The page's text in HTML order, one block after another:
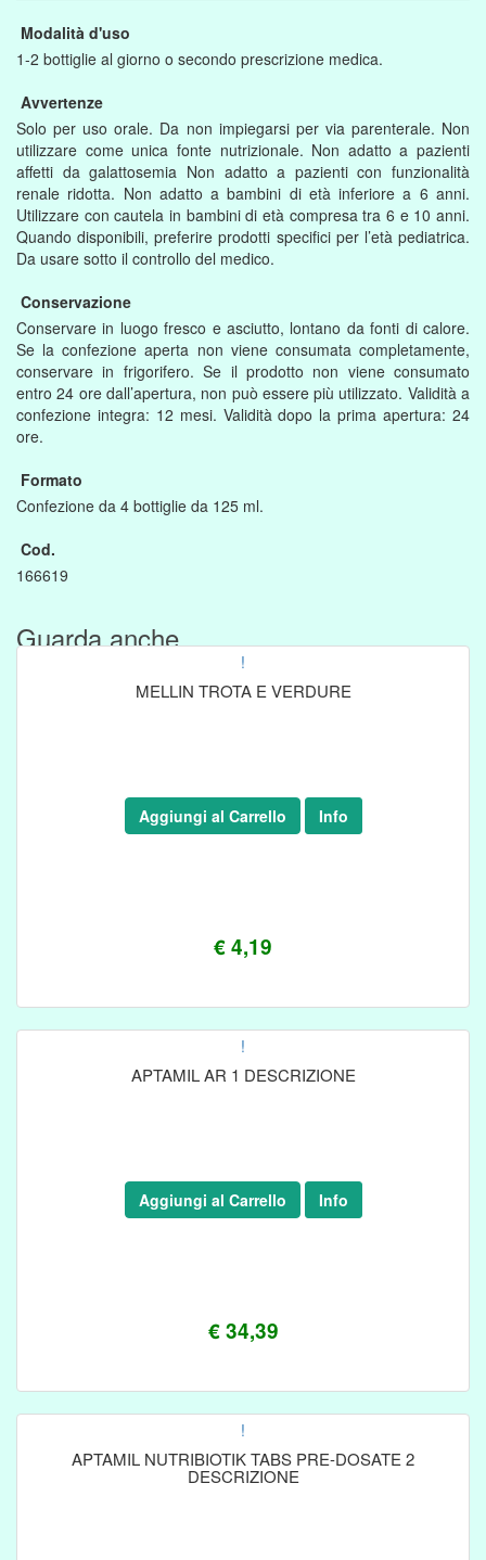
Modalità d'uso
1-2 bottiglie al giorno o secondo prescrizione medica.
Avvertenze
Solo per uso orale. Da non impiegarsi per via parenterale. Non
utilizzare come unica fonte nutrizionale. Non adatto a pazienti
affetti da galattosemia Non adatto a pazienti con funzionalità
renale ridotta. Non adatto a bambini di età inferiore a 6 anni.
Utilizzare con cautela in bambini di età compresa tra 6 e 10 anni.
Quando disponibili, preferire prodotti specifici per l’età pediatrica.
Da usare sotto il controllo del medico.
Conservazione
Conservare in luogo fresco e asciutto, lontano da fonti di calore.
Se la confezione aperta non viene consumata completamente,
conservare in frigorifero. Se il prodotto non viene consumato
entro 24 ore dall’apertura, non può essere più utilizzato. Validità a
confezione integra: 12 mesi. Validità dopo la prima apertura: 24
ore.
Formato
Confezione da 4 bottiglie da 125 ml.
Cod.
166619
Guarda anche....
!
MELLIN TROTA E VERDURE
€ 4,19
Aggiungi al Carrello Info
!
APTAMIL AR 1 DESCRIZIONE
€ 34,39
Aggiungi al Carrello Info
!
APTAMIL NUTRIBIOTIK TABS PRE-DOSATE 2
DESCRIZIONE